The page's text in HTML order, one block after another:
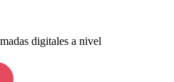
digitales a nivel